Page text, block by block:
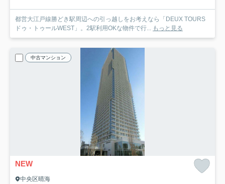
都営大江戸線勝どき駅周辺への引っ越しをお考えなら「DEUX TOURS
ドゥ・トゥールWEST」。2駅利用OKな物件で行... もっと見る
中古マンション
NEW
中央区晴海